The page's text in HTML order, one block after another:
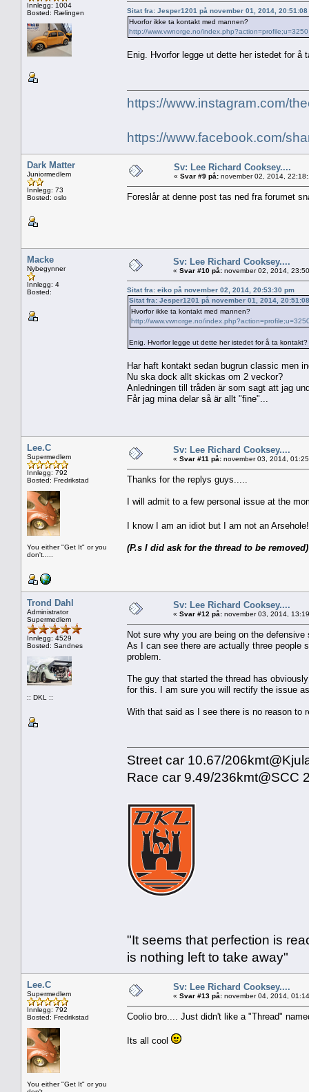
Innlegg: 1004
Bosted: Rælingen
Sitat fra: Jesper1201 på november 01, 2014, 20:51:08
Hvorfor ikke ta kontakt med mannen?
http://www.vwnorge.no/index.php?action=profile;u=3250
Enig. Hvorfor legge ut dette her istedet for å
https://www.instagram.com/
https://www.facebook.com/
Dark Matter
Juniormedlem
Innlegg: 73
Bosted: oslo
Sv: Lee Richard Cooksey....
« Svar #9 på: november 02, 2014,
Foreslår at denne post tas ned fra forumet
Macke
Nybegynner
Innlegg: 4
Bosted:
Sv: Lee Richard Cooksey....
« Svar #10 på: november 02, 2014,
Sitat fra: eiko på november 02, 2014, 20:53:30 pm
Sitat fra: Jesper1201 på november 01, 2014,
Hvorfor ikke ta kontakt med mannen?
http://www.vwnorge.no/
Enig. Hvorfor legge ut dette her istedet for å ta kontakt?
Har haft kontakt sedan bugrun classic men
Nu ska dock allt skickas om 2 veckor?
Anledningen till tråden är som sagt att jag
Får jag mina delar så är allt "fine"...
Lee.C
Supermedlem
Innlegg: 792
Bosted: Fredrikstad
You either "Get It" or you
don't.....
Sv: Lee Richard Cooksey....
« Svar #11 på: november 03, 2014,
Thanks for the replys guys.....
I will admit to a few personal issue at the
I know I am an idiot but I am not an
(P.s I did ask for the thread to be removed)
Trond Dahl
Administrator
Supermedlem
Innlegg: 4529
Bosted: Sandnes
:: DKL ::
Sv: Lee Richard Cooksey....
« Svar #12 på: november 03, 2014,
Not sure why you are being on the
As I can see there are actually three people
problem.
The guy that started the thread has
for this. I am sure you will rectify the issue
With that said as I see there is no reason to
Street car 10.67/
Race car 9.49/236kmt@SCC
"It seems that perfection is
is nothing left to take away"
Lee.C
Supermedlem
Innlegg: 792
Bosted: Fredrikstad
You either "Get It" or you
Sv: Lee Richard Cooksey....
« Svar #13 på: november 04, 2014,
Coolio bro.... Just didn't like a "Thread"
Its all cool